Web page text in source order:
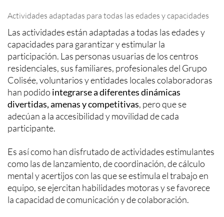
Actividades adaptadas para todas las edades y capacidades
Las actividades están adaptadas a todas las edades y
capacidades para garantizar y estimular la
participación. Las personas usuarias de los centros
residenciales, sus familiares, profesionales del Grupo
Colisée, voluntarios y entidades locales colaboradoras
han podido integrarse a diferentes dinámicas
divertidas, amenas y competitivas, pero que se
adecúan a la accesibilidad y movilidad de cada
participante.
Es así como han disfrutado de actividades estimulantes
como las de lanzamiento, de coordinación, de cálculo
mental y acertijos con las que se estimula el trabajo en
equipo, se ejercitan habilidades motoras y se favorece
la capacidad de comunicación y de colaboración.